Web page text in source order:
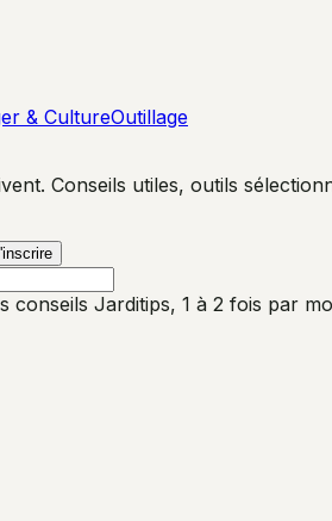
& CultureOutillage
Conseils utiles, outils
conseils Jarditips, 1 à 2 fois par